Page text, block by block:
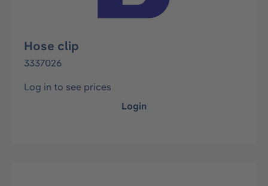
Hose clip
3337026
Log in to see prices
Login